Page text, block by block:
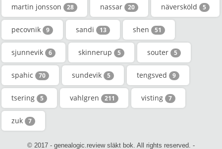
martin jonsson 28 nassar 20 näversköld 5
pecovnik 9 sandi 13 shen 51
sjunnevik 6 skinnerup 5 souter 5
spahic 70 sundevik 5 tengsved 9
tsering 5 vahlgren 211 visting 7
zuk 7
© 2017 - genealogic.review släkt bok. All rights reserved. -